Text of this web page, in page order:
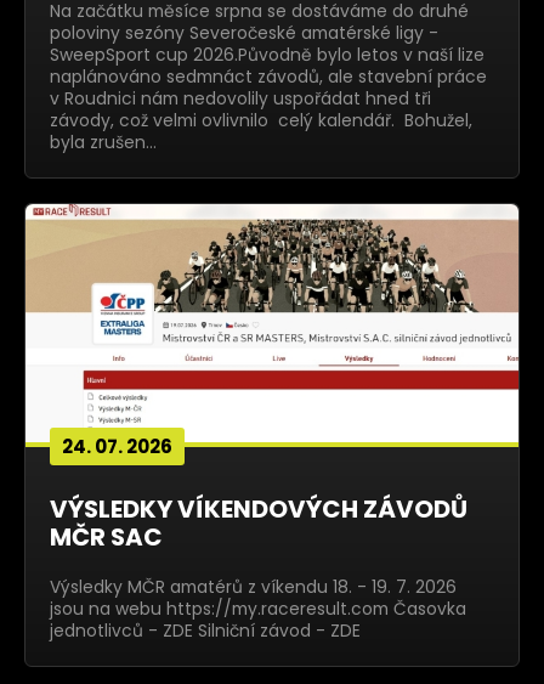
Na začátku měsíce srpna se dostáváme do druhé
poloviny sezóny Severočeské amatérské ligy -
SweepSport cup 2026.Původně bylo letos v naší lize
naplánováno sedmnáct závodů, ale stavební práce
v Roudnici nám nedovolily uspořádat hned tři
závody, což velmi ovlivnilo celý kalendář. Bohužel,
byla zrušen…
24. 07. 2026
VÝSLEDKY VÍKENDOVÝCH ZÁVODŮ
MČR SAC
Výsledky MČR amatérů z víkendu 18. - 19. 7. 2026
jsou na webu https://my.raceresult.com Časovka
jednotlivců - ZDE Silniční závod - ZDE